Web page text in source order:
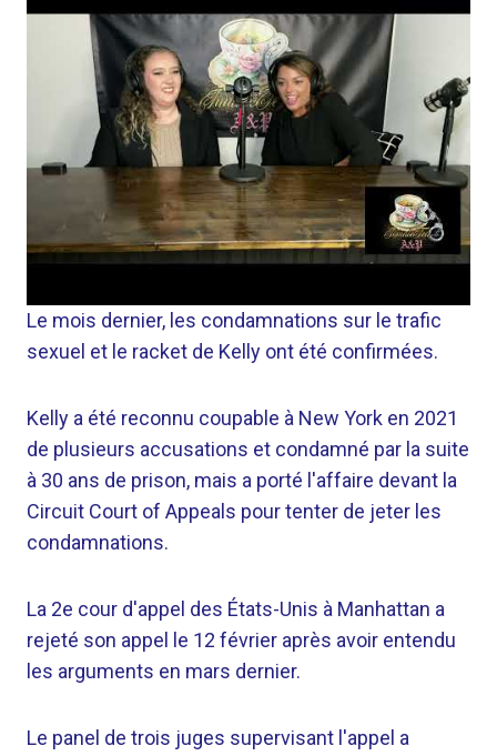
Le mois dernier, les condamnations sur le trafic
sexuel et le racket de Kelly ont été confirmées.
Kelly a été reconnu coupable à New York en 2021
de plusieurs accusations et condamné par la suite
à 30 ans de prison, mais a porté l'affaire devant la
Circuit Court of Appeals pour tenter de jeter les
condamnations.
La 2e cour d'appel des États-Unis à Manhattan a
rejeté son appel le 12 février après avoir entendu
les arguments en mars dernier.
Le panel de trois juges supervisant l'appel a